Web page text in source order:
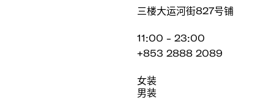
三楼大运河街827号铺
11:00 - 23:00
+853 2888 2089
女装
男装